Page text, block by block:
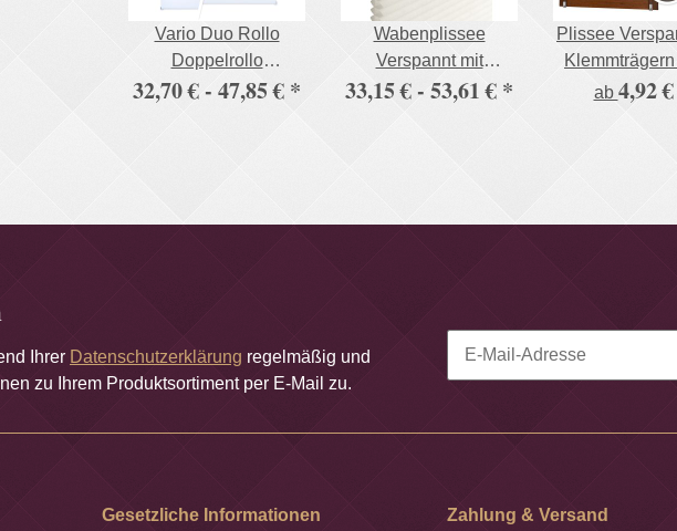
Vario Duo Rollo
Doppelrollo
Fensterrollo mit
32,70 € - 47,85 € *
Wabenplissee
Verspannt mit
Klemmträgern ohne
33,15 € - 53,61 € *
Plissee
Bohren
ab 4,92
Ihrer Datenschutzerklärung regelmäßig und
zu Ihrem Produktsortiment per E-Mail zu.
Gesetzliche Informationen Zahlung & Versand